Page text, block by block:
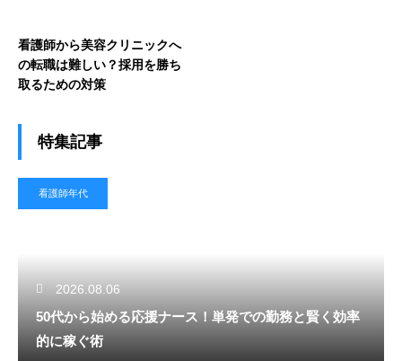
看護師から美容クリニックへ
の転職は難しい？採用を勝ち
取るための対策
特集記事
看護師年代
2026.08.06
50代から始める応援ナース！単発での勤務と賢く効率
的に稼ぐ術